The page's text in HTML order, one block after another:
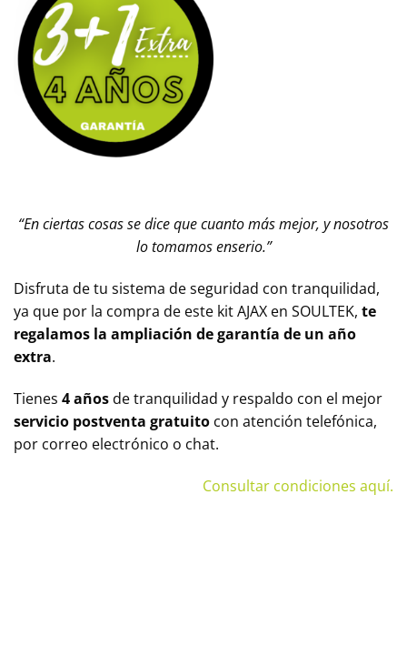
“En ciertas cosas se dice que cuanto más mejor, y nosotros
lo tomamos enserio.”
Disfruta de tu sistema de seguridad con tranquilidad,
ya que por la compra de este kit AJAX en SOULTEK, te
regalamos la ampliación degarantía de un año
extra.
Tienes 4 añosde tranquilidad y respaldo con el mejor
servicio postventa gratuito con atención telefónica,
por correo electrónico o chat.
Consultar condiciones aquí.